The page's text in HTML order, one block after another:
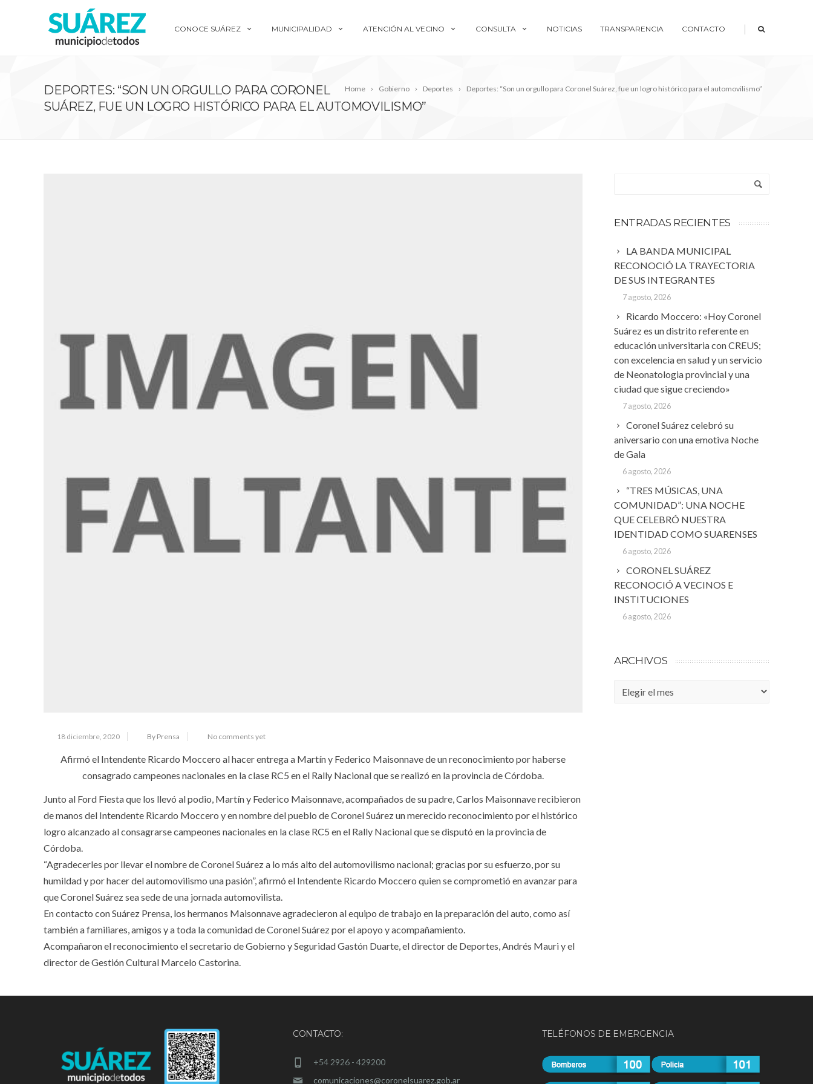
CONOCE SUÁREZ MUNICIPALIDAD ATENCIÓN AL VECINO CONSULTA NOTICIAS TRANSPARENCIA CONTACTO |
Home Gobierno Deportes Deportes: “Son un orgullo para Coronel Suárez, fue un logro histórico para el automovilismo”
DEPORTES: “SON UN ORGULLO PARA CORONEL
SUÁREZ, FUE UN LOGRO HISTÓRICO PARA EL AUTOMOVILISMO”
18 diciembre, 2020 By Prensa No comments yet
Afirmó el Intendente Ricardo Moccero al hacer entrega a Martín y Federico Maisonnave de un reconocimiento por haberse
consagrado campeones nacionales en la clase RC5 en el Rally Nacional que se realizó en la provincia de Córdoba.
Junto al Ford Fiesta que los llevó al podio, Martín y Federico Maisonnave, acompañados de su padre, Carlos Maisonnave recibieron
de manos del Intendente Ricardo Moccero y en nombre del pueblo de Coronel Suárez un merecido reconocimiento por el histórico
logro alcanzado al consagrarse campeones nacionales en la clase RC5 en el Rally Nacional que se disputó en la provincia de
Córdoba.
“Agradecerles por llevar el nombre de Coronel Suárez a lo más alto del automovilismo nacional; gracias por su esfuerzo, por su
humildad y por hacer del automovilismo una pasión”, afirmó el Intendente Ricardo Moccero quien se comprometió en avanzar para
que Coronel Suárez sea sede de una jornada automovilista.
En contacto con Suárez Prensa, los hermanos Maisonnave agradecieron al equipo de trabajo en la preparación del auto, como así
también a familiares, amigos y a toda la comunidad de Coronel Suárez por el apoyo y acompañamiento.
Acompañaron el reconocimiento el secretario de Gobierno y Seguridad Gastón Duarte, el director de Deportes, Andrés Mauri y el
director de Gestión Cultural Marcelo Castorina.
ENTRADAS RECIENTES
LA BANDA MUNICIPAL
RECONOCIÓ LA TRAYECTORIA
DE SUS INTEGRANTES
7 agosto, 2026
Ricardo Moccero: «Hoy Coronel
Suárez es un distrito referente en
educación universitaria con CREUS;
con excelencia en salud y un servicio
de Neonatologia provincial y una
ciudad que sigue creciendo»
7 agosto, 2026
Coronel Suárez celebró su
aniversario con una emotiva Noche
de Gala
6 agosto, 2026
“TRES MÚSICAS, UNA
COMUNIDAD”: UNA NOCHE
QUE CELEBRÓ NUESTRA
IDENTIDAD COMO SUARENSES
6 agosto, 2026
CORONEL SUÁREZ
RECONOCIÓ A VECINOS E
INSTITUCIONES
6 agosto, 2026
ARCHIVOS
Archivos
CONTACTO:
+54 2926 - 429200
comunicaciones@coronelsuarez.gob.ar
TELÉFONOS DE EMERGENCIA